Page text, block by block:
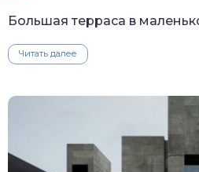
Большая терраса в
Читать далее